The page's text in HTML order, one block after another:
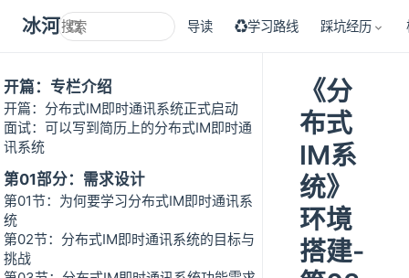
冰河技术 导读 ♻学习路线 踩坑经历
开篇：专栏介绍
开篇：分布式IM即时通讯系统正式启动
面试：可以写到简历上的分布式IM即时通
讯系统
第01部分：需求设计
第01节：为何要学习分布式IM即时通讯系
统
第02节：分布式IM即时通讯系统的目标与
挑战
《分
布式
IM系
统》
环境
搭建-